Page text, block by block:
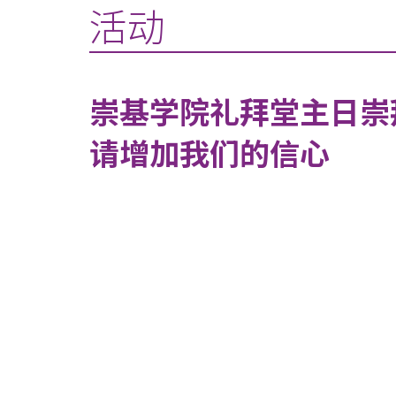
活动
崇基学院礼拜堂主日
请增加我们的信心